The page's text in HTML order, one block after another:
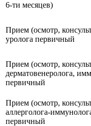
6-ти месяцев)
Прием (осмотр,
уролога первичный
Прием (осмотр,
дерматовенеролога,
первичный
Прием (осмотр,
аллерголога-
первичный